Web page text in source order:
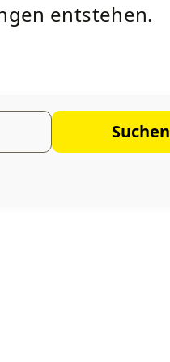
entstehen.
Suchen